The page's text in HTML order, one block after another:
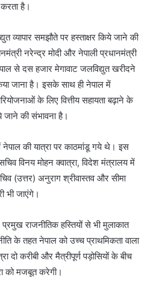
है।
व्यापार समझौते पर हस्ताक्षर किये जाने की
नरेन्द्र मोदी और नेपाली प्रधानमंत्री
से दस हजार मेगावाट जलविद्युत खरीदने
जाना है। इसके साथ ही नेपाल में
के लिए वित्तीय सहायता बढ़ाने के
जाने की संभावना है।
की यात्रा पर काठमांडू गये थे। इस
विनय मोहन क्वात्रा, विदेश मंत्रालय में
(उत्तर) अनुराग श्रीवास्तव और सीमा
भी जाएंगे।
राजनीतिक हस्तियों से भी मुलाकात
के तहत नेपाल को उच्च प्राथमिकता वाला
दो करीबी और मैत्रीपूर्ण पड़ोसियों के बीच
को मजबूत करेगी।